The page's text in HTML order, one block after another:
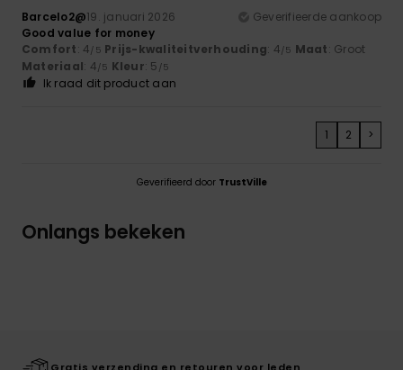
Barcelo2@19. januari 2026
Geverifieerde aankoop
Good value for money
Comfort: 4/5 Prijs-kwaliteitverhouding: 4/5 Maat: Groot
Materiaal: 4/5 Kleur: 5 /5
Ik raad dit product aan
1 2 >
Geverifieerd door TrustVille
Onlangs bekeken
Gratis verzending en retouren voor leden